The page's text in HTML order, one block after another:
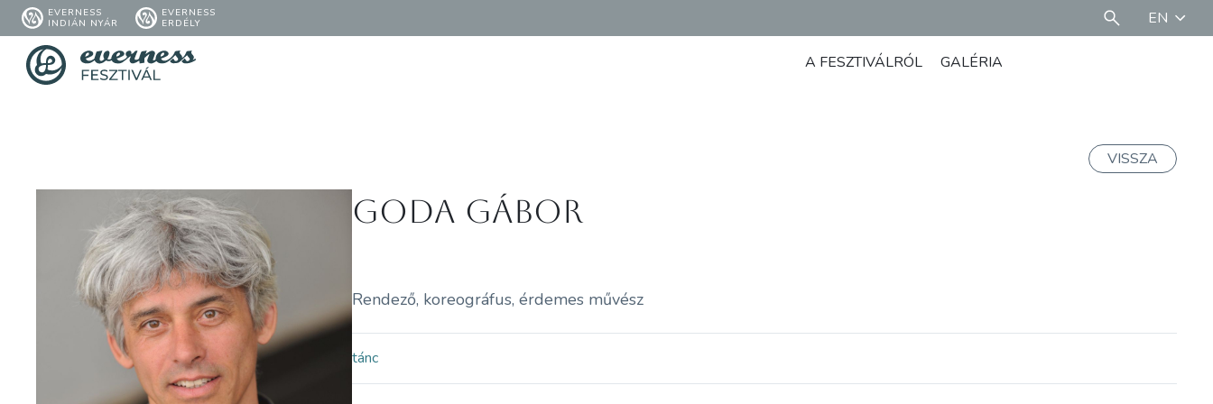
EVERNESS
INDIÁN NYÁR
EVERNESS
ERDÉLY
EN
A FESZTIVÁLRÓL GALÉRIA
VISSZA
Goda Gábor
Rendező, koreográfus, érdemes művész
tánc